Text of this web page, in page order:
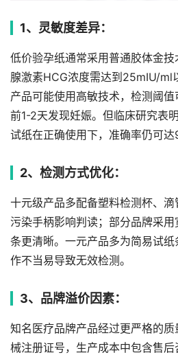
1、灵敏度差异：
低价验孕纸通常采用普通胶体金
腺激素HCG浓度需达到25mIU/ml
产品可能使用高敏技术，检测阈
前1-2天发现妊娠。但临床研究表
试纸在正确使用下，准确率仍可达
2、检测方式优化：
十元级产品多配备塑料检测杯、
污染手柄影响判读；部分品牌采
条更清晰。一元产品多为简易试
作不当易导致无效检测。
3、品牌溢价因素：
知名医疗品牌产品经过更严格的
械注册证号，生产成本中包含售